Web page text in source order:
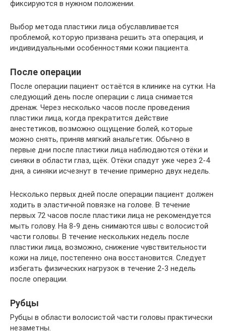
фиксируются в нужном положении.
Выбор метода пластики лица обуславливается
проблемой, которую призвана решить эта операция, и
индивидуальными особенностями кожи пациента.
После операции
После операции пациент остаётся в клинике на сутки. На
следующий день после операции с лица снимается
дренаж. Через несколько часов после проведения
пластики лица, когда прекратится действие
анестетиков, возможно ощущение болей, которые
можно снять, приняв мягкий анальгетик. Обычно в
первые дни после пластики лица наблюдаются отёки и
синяки в области глаз, щёк. Отёки спадут уже через 2-4
дня, а синяки исчезнут в течение примерно двух недель.
Несколько первых дней после операции пациент должен
ходить в эластичной повязке на голове. В течение
первых 72 часов после пластики лица не рекомендуется
мыть голову. На 8-9 день снимаются швы с волосистой
части головы. В течение нескольких недель после
пластики лица, возможно, снижение чувствительности
кожи на лице, постепенно она восстановится. Следует
избегать физических нагрузок в течение 2-3 недель
после операции.
Рубцы
Рубцы в области волосистой части головы практически
незаметны.